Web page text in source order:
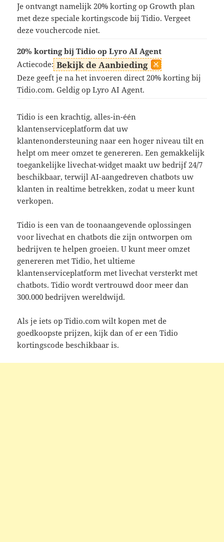
Je ontvangt namelijk 20% korting op Growth plan
met deze speciale kortingscode bij Tidio. Vergeet
deze vouchercode niet.
20% korting bij Tidio op Lyro AI Agent
Actiecode: Bekijk de Aanbieding
Deze geeft je na het invoeren direct 20% korting bij
Tidio.com. Geldig op Lyro AI Agent.
Tidio is een krachtig, alles-in-één
klantenserviceplatform dat uw
klantenondersteuning naar een hoger niveau tilt en
helpt om meer omzet te genereren. Een gemakkelijk
toegankelijke livechat-widget maakt uw bedrijf 24/7
beschikbaar, terwijl AI-aangedreven chatbots uw
klanten in realtime betrekken, zodat u meer kunt
verkopen.
Tidio is een van de toonaangevende oplossingen
voor livechat en chatbots die zijn ontworpen om
bedrijven te helpen groeien. U kunt meer omzet
genereren met Tidio, het ultieme
klantenserviceplatform met livechat versterkt met
chatbots. Tidio wordt vertrouwd door meer dan
300.000 bedrijven wereldwijd.
Als je iets op Tidio.com wilt kopen met de
goedkoopste prijzen, kijk dan of er een Tidio
kortingscode beschikbaar is.